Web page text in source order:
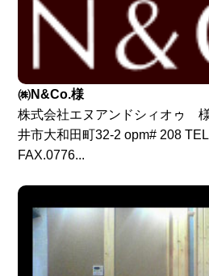
㈱N&Co.様
株式会社エヌアンドシィオゥ
井市大和田町32-2 opm# 208
FAX.0776...